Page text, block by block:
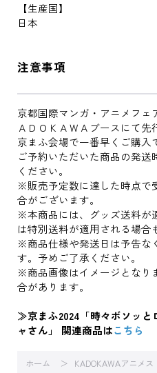
【生産国】
日本
注意事項
京都国際マンガ・アニメフェ
ＡＤＯＫＡＷＡブースにて先
京まふ会場で一番早くご購
ご予約いただいた商品の発
ください。
※販売予定数に達した時点で
合がございます。
※本商品には、グッズ送料が
は特別送料が適用される場合
※商品仕様や発送日は予告な
す。予めご了承ください。
※商品画像はイメージとなり
合があります。
≫京まふ2024「時々ボソッと
ャさん」 関連商品はこちら
ホーム KADOKAWAアニメス